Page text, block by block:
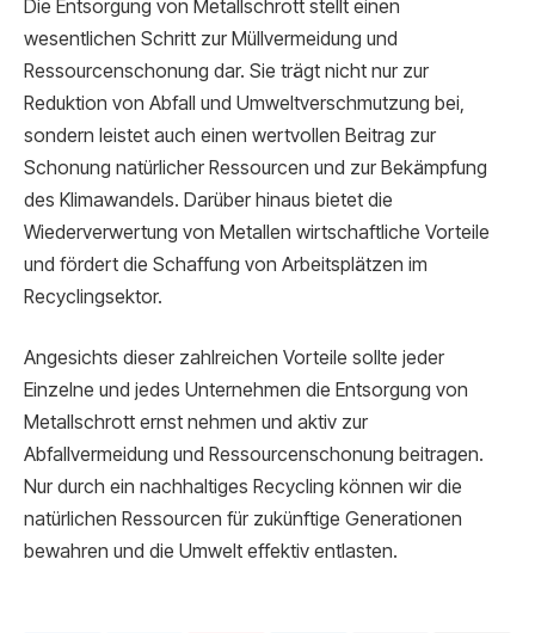
Die Entsorgung von Metallschrott stellt einen
wesentlichen Schritt zur Müllvermeidung und
Ressourcenschonung dar. Sie trägt nicht nur zur
Reduktion von Abfall und Umweltverschmutzung bei,
sondern leistet auch einen wertvollen Beitrag zur
Schonung natürlicher Ressourcen und zur Bekämpfung
des Klimawandels. Darüber hinaus bietet die
Wiederverwertung von Metallen wirtschaftliche Vorteile
und fördert die Schaffung von Arbeitsplätzen im
Recyclingsektor.
Angesichts dieser zahlreichen Vorteile sollte jeder
Einzelne und jedes Unternehmen die Entsorgung von
Metallschrott ernst nehmen und aktiv zur
Abfallvermeidung und Ressourcenschonung beitragen.
Nur durch ein nachhaltiges Recycling können wir die
natürlichen Ressourcen für zukünftige Generationen
bewahren und die Umwelt effektiv entlasten.